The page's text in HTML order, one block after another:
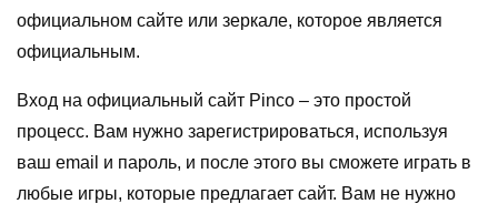
официальном сайте или зеркале, которое является
официальным.
Вход на официальный сайт Pinco – это простой
процесс. Вам нужно зарегистрироваться, используя
ваш email и пароль, и после этого вы сможете играть в
любые игры, которые предлагает сайт. Вам не нужно